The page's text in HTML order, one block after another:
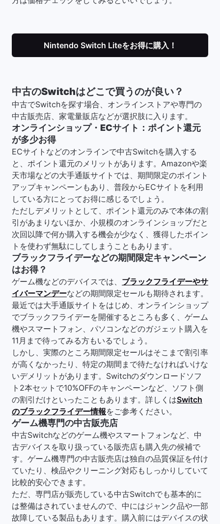
Nintendo Switch Liteをお得に購入！
中古のSwitchはどこで買うのが良い？
中古でSwitchを探す場合、オンラインストアや専門の
中古販売店、家電量販店などが選択肢に入ります。
オンラインショップ・ECサイト：ポイント還元
が多少お得
ECサイトなどのオンラインで中古Switchを購入する
と、ポイント還元のメリットがあります。Amazonや楽
天市場などの大手通販サイトでは、期間限定のポイント
アップキャンペーンもあり、普段からECサイトを利用
している方にとってお得に感じるでしょう。
ただしデメリットとして、ポイント還元のみで本体の割
引があまりないほか、小規模のオンラインショップだと
次回以降で何か購入する機会が少なく、獲得したポイン
トを使わず無駄にしてしまうこともあります。
ブラックフライデーなどの期間限定キャンペーン
はお得？
ゲーム機などのデバイスでは、 ブラックフライデーやサ
イバーマンデーなどの期間限定セールも期待されます。
最近では大手通販サイトをはじめ、オンラインショップ
でブラックフライデーを開催するところも多く、ゲーム
機やスマートフォン、パソコンなどのガジェット購入を
11月まで待ってみる方もいるでしょう。
しかし、実際のところ期間限定セールはそこまで割引率
が高くなかったり、特定の期間まで待たなければいけな
いデメリットがあります。Switchのダウンロードソフ
ト2本セットで10%OFFのキャンペーンなど、ソフト側
の割引だけといったこともあります。詳しくはSwitch
のブラックフライデー情報をご参考ください。
ゲーム機専門の中古販売店
中古Switchなどのゲーム機やスマートフォンなど、中
古デバイスを取り扱っている販売店も購入先の候補で
す。ゲーム機専門の中古販売店は独自の品質保証を付け
ていたり、検品やクリーニング対応もしっかりしていて
比較的安心できます。
ただ、専門店が販売している中古Switchでも基本的に
は整備はされていませんので、中にはジャンク品や一部
故障している製品もあります。購入前にはデバイスの状